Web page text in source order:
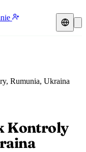
Rumunia, Ukraina
Kontroly